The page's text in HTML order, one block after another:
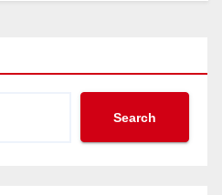
Search